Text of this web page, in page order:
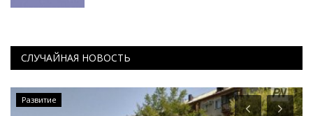
СЛУЧАЙНАЯ НОВОСТЬ
Развитие